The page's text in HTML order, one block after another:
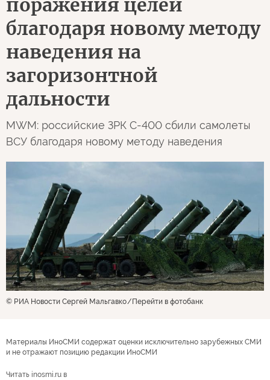
поражения целей
благодаря новому методу
наведения на
загоризонтной
дальности
MWM: российские ЗРК С-400 сбили самолеты
ВСУ благодаря новому методу наведения
© РИА Новости Сергей Мальгавко Перейти в фотобанк
Материалы ИноСМИ содержат оценки исключительно зарубежных СМИ
и не отражают позицию редакции ИноСМИ
Читать inosmi.ru в